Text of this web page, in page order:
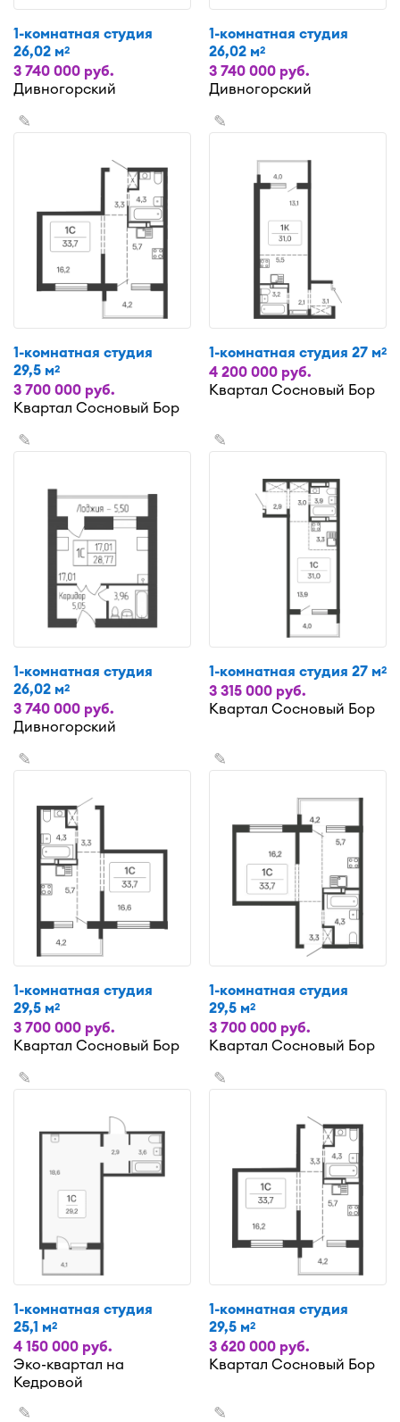
1-комнатная студия
26,02 м2
3 740 000 руб.
Дивногорский
1-комнатная студия
26,02 м2
3 740 000 руб.
Дивногорский
✎
1-комнатная студия
29,5 м2
3 700 000 руб.
Квартал Сосновый Бор
✎
1-комнатная студия 27 м2
4 200 000 руб.
Квартал Сосновый Бор
✎
1-комнатная студия
26,02 м2
3 740 000 руб.
Дивногорский
✎
1-комнатная студия 27 м2
3 315 000 руб.
Квартал Сосновый Бор
✎
1-комнатная студия
29,5 м2
3 700 000 руб.
Квартал Сосновый Бор
✎
1-комнатная студия
29,5 м2
3 700 000 руб.
Квартал Сосновый Бор
✎
1-комнатная студия
25,1 м2
4 150 000 руб.
Эко-квартал на
Кедровой
✎
1-комнатная студия
29,5 м2
3 620 000 руб.
Квартал Сосновый Бор
✎ ✎